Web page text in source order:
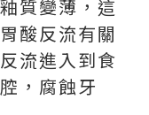
質變薄，這
酸反流有關
流進入到食
，腐蝕牙